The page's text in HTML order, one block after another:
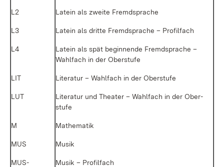
L2 La­tein als zwei­te Fremd­spra­che
L3 La­tein als drit­te Fremd­spra­che – Pro­fil­fach
L4
La­tein als spät be­gin­nen­de Fremd­spra­che –
Wahl­fach in der Ober­stu­fe
LIT Li­te­ra­tur – Wahl­fach in der Ober­stu­fe
LUT
Li­te­ra­tur und Thea­ter – Wahl­fach in der Ober­
stu­fe
M Ma­the­ma­tik
MUS Mu­sik
MUS­
Mu­sik – Pro­fil­fach